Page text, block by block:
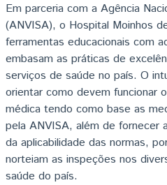
Em parceria com a Agência
(ANVISA), o Hospital Moinhos
ferramentas educacionais com
embasam as práticas de
serviços de saúde no país. O
orientar como devem funcionar
médica tendo como base as
pela ANVISA, além de fornecer
da aplicabilidade das normas,
norteiam as inspeções nos
saúde do país.